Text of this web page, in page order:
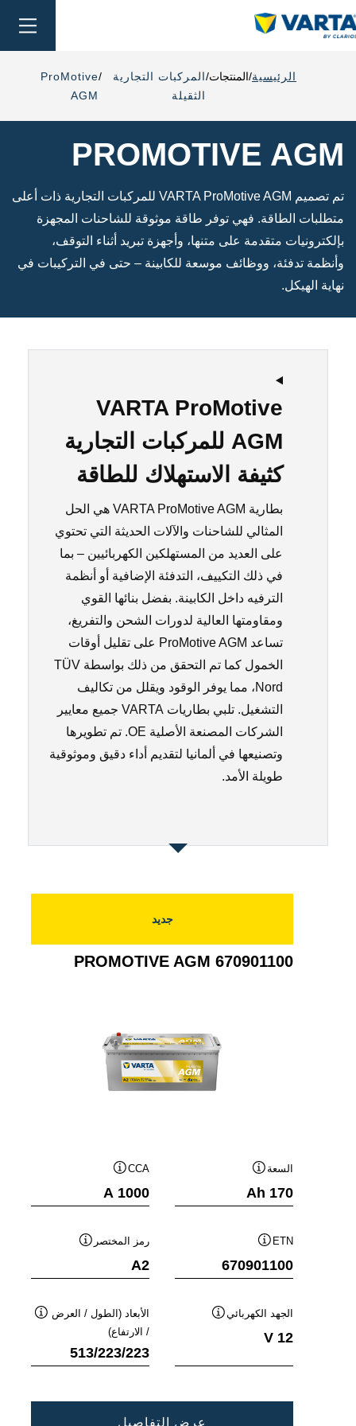
الرئيسية المنتجات المركبات التجارية
الثقيلة
ProMotive
AGM
PROMOTIVE AGM
تم تصميم VARTA ProMotive AGM للمركبات التجارية ذات أعلى
متطلبات الطاقة. فهي توفر طاقة موثوقة للشاحنات المجهزة
بإلكترونيات متقدمة على متنها، وأجهزة تبريد أثناء التوقف،
وأنظمة تدفئة، ووظائف موسعة للكابينة – حتى في التركيبات في
نهاية الهيكل.
VARTA ProMotive
AGM للمركبات التجارية
كثيفة الاستهلاك للطاقة
بطارية VARTA ProMotive AGM هي الحل
المثالي للشاحنات والآلات الحديثة التي تحتوي
على العديد من المستهلكين الكهربائيين – بما
في ذلك التكييف، التدفئة الإضافية أو أنظمة
الترفيه داخل الكابينة. بفضل بنائها القوي
ومقاومتها العالية لدورات الشحن والتفريغ،
تساعد ProMotive AGM على تقليل أوقات
الخمول كما تم التحقق من ذلك بواسطة TÜV
Nord، مما يوفر الوقود ويقلل من تكاليف
التشغيل. تلبي بطاريات VARTA جميع معايير
الشركات المصنعة الأصلية OE. تم تطويرها
وتصنيعها في ألمانيا لتقديم أداء دقيق وموثوقية
طويلة الأمد.
جديد
PROMOTIVE AGM 670901100
السعة
/
معلومة
170 Ah
CCA
معلومة
1000 A
ETN
/
معلومة
670901100
رمز المختصر
معلومة
A2
الجهد الكهربائي
مساعدة
12 V
الأبعاد (الطول / العرض
/ الارتفاع)
مساعدة
513/223/223
عرض التفاصيل